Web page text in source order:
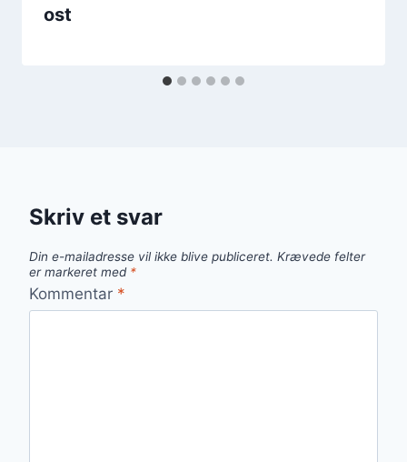
ost
Skriv et svar
Din e-mailadresse vil ikke blive publiceret. Krævede felter
er markeret med *
Kommentar *